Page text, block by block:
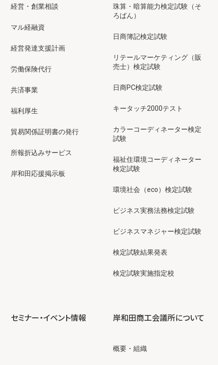
経営・創業相談
マル経融資
経営発達支援計画
労働保険代行
共済事業
福利厚生
貿易関係証明書の発行
所報折込みサービス
岸和田応援掲示板
珠算・暗算能力検定試験（そ
ろばん）
日商簿記検定試験
リテールマーケティング（販
売士）検定試験
日商PC検定試験
キータッチ2000テスト
カラーコーディネーター検定
試験
福祉住環境コーディネーター
検定試験
環境社会（eco）検定試験
ビジネス実務法務検定試験
ビジネスマネジャー検定試験
検定試験結果発表
検定試験実施指定校
セミナー・イベント情報 岸和田商工会議所について
概要・組織